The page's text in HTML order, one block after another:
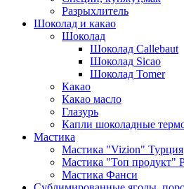
Разрыхлитель
Шоколад и какао
Шоколад
Шоколад Callebaut
Шоколад Sicao
Шоколад Tomer
Какао
Какао масло
Глазурь
Капли шоколадные
Мастика
Мастика "Vizion" Турция
Мастика "Топ продукт"
Мастика Фанси